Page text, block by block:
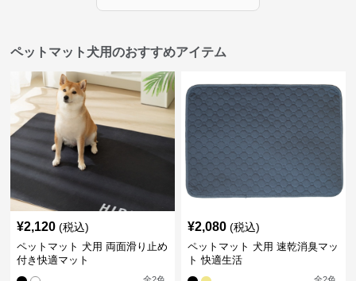
ペットマット犬用のおすすめアイテム
¥2,120 (税込)
ペットマット 犬用 両面滑り止め
付き快適マット
全2色
¥2,080 (税込)
ペットマット 犬用 速乾消臭マッ
ト 快適生活
全2色